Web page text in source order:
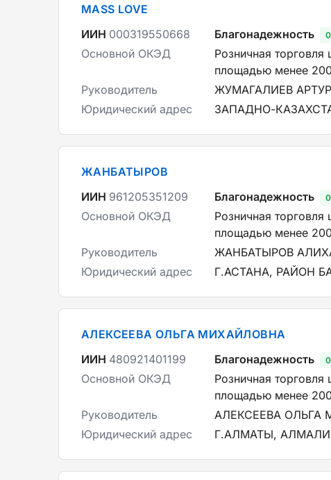
MASS LOVE
ИИН 000319550668 Благонадежность 0
Основной ОКЭД
Розничная
площадью менее
Руководитель
ЖУМАГАЛИЕВ
Юридический адрес
ЗАПАДНО-
ЖАНБАТЫРОВ
ИИН 961205351209 Благонадежность 0
Основной ОКЭД
Розничная
площадью менее
Руководитель
ЖАНБАТЫРОВ
Юридический адрес
Г.АСТАНА, РАЙОН
АЛЕКСЕЕВА ОЛЬГА МИХАЙЛОВНА
ИИН 480921401199 Благонадежность 0
Основной ОКЭД
Розничная
площадью менее
Руководитель
АЛЕКСЕЕВА ОЛЬГА
Юридический адрес
Г.АЛМАТЫ,